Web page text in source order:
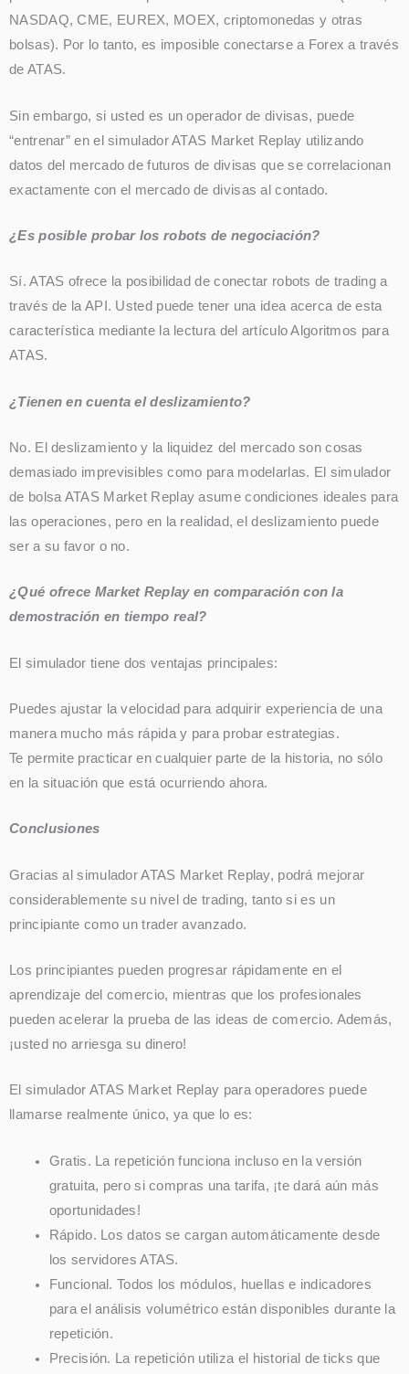
NASDAQ, CME, EUREX, MOEX, criptomonedas y otras
bolsas). Por lo tanto, es imposible conectarse a Forex a través
de ATAS.
Sin embargo, si usted es un operador de divisas, puede
“entrenar” en el simulador ATAS Market Replay utilizando
datos del mercado de futuros de divisas que se correlacionan
exactamente con el mercado de divisas al contado.
¿Es posible probar los robots de negociación?
Sí. ATAS ofrece la posibilidad de conectar robots de trading a
través de la API. Usted puede tener una idea acerca de esta
característica mediante la lectura del artículo Algoritmos para
ATAS.
¿Tienen en cuenta el deslizamiento?
No. El deslizamiento y la liquidez del mercado son cosas
demasiado imprevisibles como para modelarlas. El simulador
de bolsa ATAS Market Replay asume condiciones ideales para
las operaciones, pero en la realidad, el deslizamiento puede
ser a su favor o no.
¿Qué ofrece Market Replay en comparación con la
demostración en tiempo real?
El simulador tiene dos ventajas principales:
Puedes ajustar la velocidad para adquirir experiencia de una
manera mucho más rápida y para probar estrategias.
Te permite practicar en cualquier parte de la historia, no sólo
en la situación que está ocurriendo ahora.
Conclusiones
Gracias al simulador ATAS Market Replay, podrá mejorar
considerablemente su nivel de trading, tanto si es un
principiante como un trader avanzado.
Los principiantes pueden progresar rápidamente en el
aprendizaje del comercio, mientras que los profesionales
pueden acelerar la prueba de las ideas de comercio. Además,
¡usted no arriesga su dinero!
El simulador ATAS Market Replay para operadores puede
llamarse realmente único, ya que lo es:
Gratis. La repetición funciona incluso en la versión
gratuita, pero si compras una tarifa, ¡te dará aún más
oportunidades!
Rápido. Los datos se cargan automáticamente desde
los servidores ATAS.
Funcional. Todos los módulos, huellas e indicadores
para el análisis volumétrico están disponibles durante la
repetición.
Precisión. La repetición utiliza el historial de ticks que